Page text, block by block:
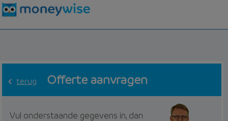
terug Offerte aanvragen
Vul onderstaande gegevens in, dan